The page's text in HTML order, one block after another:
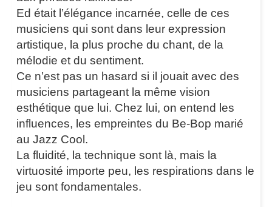
Ed était l’élégance incarnée, celle de ces
musiciens qui sont dans leur expression
artistique, la plus proche du chant, de la
mélodie et du sentiment.
Ce n’est pas un hasard si il jouait avec des
musiciens partageant la même vision
esthétique que lui. Chez lui, on entend les
influences, les empreintes du Be-Bop marié
au Jazz Cool.
La fluidité, la technique sont là, mais la
virtuosité importe peu, les respirations dans le
jeu sont fondamentales.